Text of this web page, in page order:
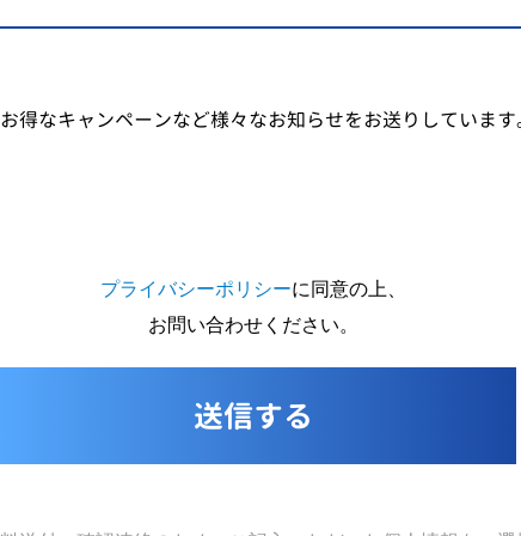
得なキャンペーンなど様々なお知らせをお送りしています
プライバシーポリシーに同意の上、
お問い合わせください。